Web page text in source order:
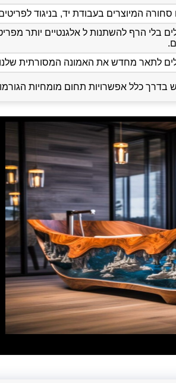
המיוצרים בעבודת יד, בניגוד לפריטים
בלי הרף להשתנות ל אלגנטיים יותר
לתאר מחדש את האמונה המסורתית
בדרך כלל אפשרויות תחום מומחיות